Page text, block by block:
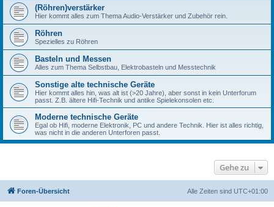
(Röhren)verstärker
Hier kommt alles zum Thema Audio-Verstärker und Zubehör rein.
Röhren
Spezielles zu Röhren
Basteln und Messen
Alles zum Thema Selbstbau, Elektrobasteln und Messtechnik
Sonstige alte technische Geräte
Hier kommt alles hin, was alt ist (>20 Jahre), aber sonst in kein Unterforum
passt. Z.B. ältere Hifi-Technik und antike Spielekonsolen etc.
Moderne technische Geräte
Egal ob Hifi, moderne Elektronik, PC und andere Technik. Hier ist alles richtig,
was nicht in die anderen Unterforen passt.
Gehe zu
Foren-Übersicht Alle Zeiten sind UTC+01:00